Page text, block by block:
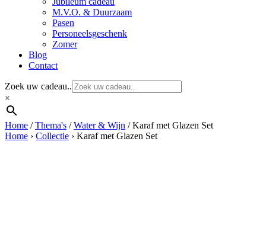
M.V.O. & Duurzaam
Pasen
Personeelsgeschenk
Zomer
Blog
Contact
Zoek uw cadeau..
×
Home /Thema's /Water & Wijn / Karaf met Glazen Set
Home › Collectie › Karaf met Glazen Set